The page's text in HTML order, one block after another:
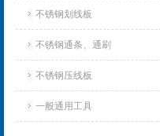
不锈钢划线板
不锈钢通条、通刷
不锈钢压线板
一般通用工具